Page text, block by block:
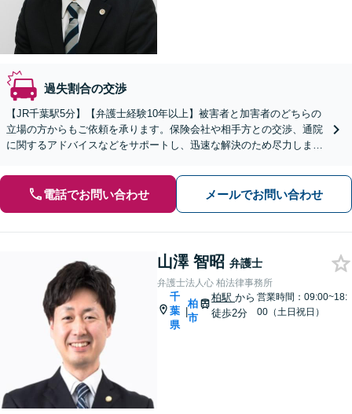
過失割合の交渉
【JR千葉駅5分】【弁護士経験10年以上】被害者と加害者のどちらの
立場の方からもご依頼を承ります。保険会社や相手方との交渉、通院
に関するアドバイスなどをサポートし、迅速な解決のため尽力します
電話でお問い合わせ メールでお問い合わせ
山澤 智昭 弁護士
弁護士法人心 柏法律事務所
千
葉
県
|
柏
市
柏駅から
徒歩2分
営業時間：09:00~18:
00（土日祝日）